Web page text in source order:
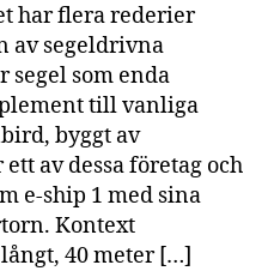
har flera rederier
av segeldrivna
segel som enda
till vanliga
byggt av
av dessa företag och
e-ship 1 med sina
Kontext
40 meter […]